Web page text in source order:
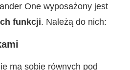
One wyposażony jest
funkcji. Należą do nich:
ma sobie równych pod